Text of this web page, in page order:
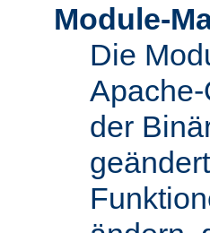
Module-
Die
der